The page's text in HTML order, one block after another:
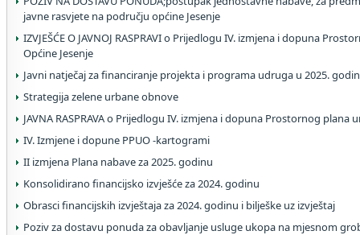
javne rasvjete na području općine Jesenje
IZVJEŠĆE O JAVNOJ RASPRAVI o Prijedlogu IV. izmjena i dopuna
Općine Jesenje
Javni natječaj za financiranje projekta i programa udruga u 2025.
Strategija zelene urbane obnove
JAVNA RASPRAVA o Prijedlogu IV. izmjena i dopuna Prostornog plana
IV. Izmjene i dopune PPUO -kartogrami
II izmjena Plana nabave za 2025. godinu
Konsolidirano financijsko izvješće za 2024. godinu
Obrasci financijskih izvještaja za 2024. godinu i bilješke uz izvještaj
Poziv za dostavu ponuda za obavljanje usluge ukopa na mjesnom